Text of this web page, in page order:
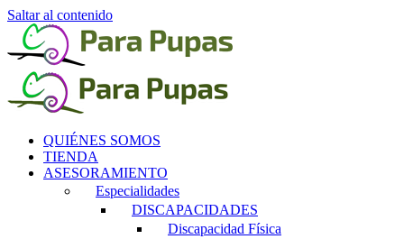
Saltar al contenido
QUIÉNES SOMOS
TIENDA
ASESORAMIENTO
Especialidades
DISCAPACIDADES
Discapacidad Física